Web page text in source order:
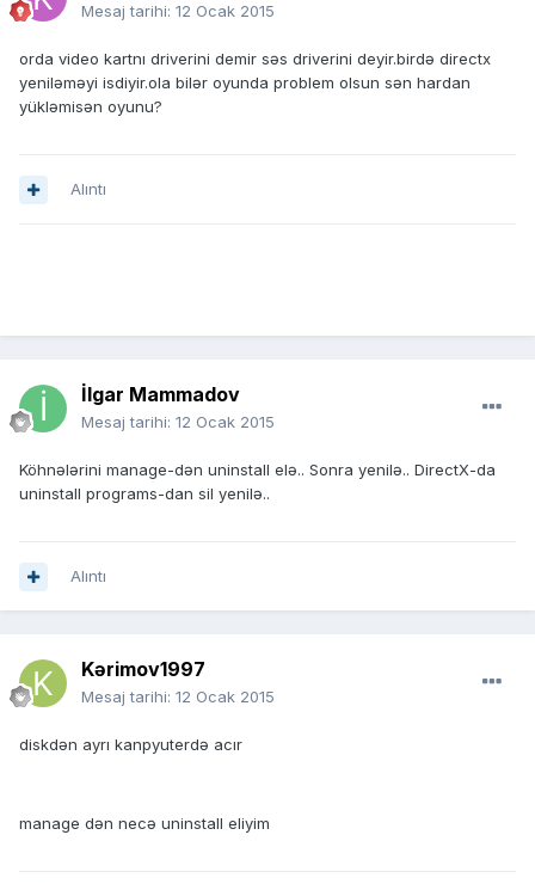
Mesaj tarihi: 12 Ocak 2015
orda video kartnı driverini demir səs driverini deyir.birdə directx
yeniləməyi isdiyir.ola bilər oyunda problem olsun sən hardan
yükləmisən oyunu?
Alıntı
İlgar Mammadov
Mesaj tarihi: 12 Ocak 2015
Köhnələrini manage-dən uninstall elə.. Sonra yenilə.. DirectX-da
uninstall programs-dan sil yenilə..
Alıntı
Kərimov1997
Mesaj tarihi: 12 Ocak 2015
diskdən ayrı kanpyuterdə acır
manage dən necə uninstall eliyim